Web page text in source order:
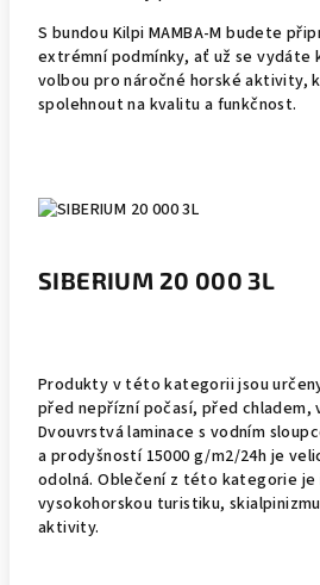
S bundou Kilpi MAMBA-M budete
extrémní podmínky, ať už se vydáte
volbou pro náročné horské aktivity,
spolehnout na kvalitu a funkčnost.
SIBERIUM 20 000 3L
Produkty v této kategorii jsou
před nepřízní počasí, před chladem,
Dvouvrstvá laminace s vodním
a prodyšností 15000 g/m2/24h je
odolná. Oblečení z této kategorie je
vysokohorskou turistiku,
aktivity.